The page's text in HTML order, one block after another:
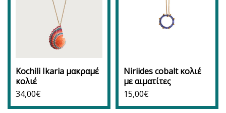
Kochili Ikaria μακραμέ
κολιέ
34,00€
Niriides cobalt κολιέ
με αιματίτες
15,00€